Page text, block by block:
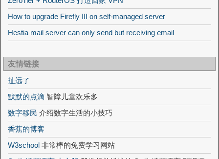
How to upgrade Firefly III on self-managed server
Hestia mail server can only send but receiving email
友情链接
扯远了
默默的点滴 智障儿童欢乐多
数字移民 介绍数字生活的小技巧
香蕉的博客
W3school 非常棒的免费学习网站